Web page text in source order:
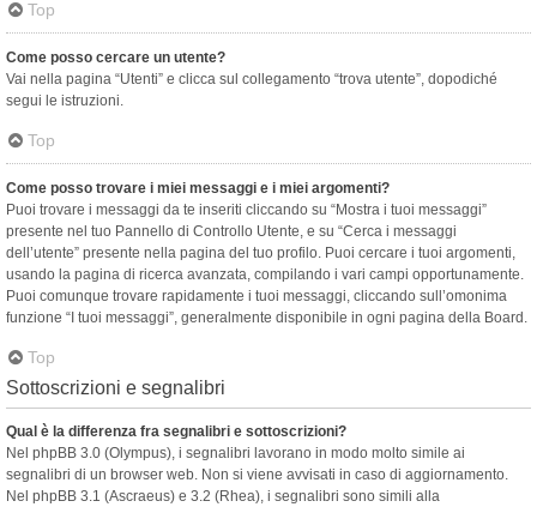
Top
Come posso cercare un utente?
Vai nella pagina “Utenti” e clicca sul collegamento “trova utente”, dopodiché
segui le istruzioni.
Top
Come posso trovare i miei messaggi e i miei argomenti?
Puoi trovare i messaggi da te inseriti cliccando su “Mostra i tuoi messaggi”
presente nel tuo Pannello di Controllo Utente, e su “Cerca i messaggi
dell’utente” presente nella pagina del tuo profilo. Puoi cercare i tuoi argomenti,
usando la pagina di ricerca avanzata, compilando i vari campi opportunamente.
Puoi comunque trovare rapidamente i tuoi messaggi, cliccando sull’omonima
funzione “I tuoi messaggi”, generalmente disponibile in ogni pagina della Board.
Top
Sottoscrizioni e segnalibri
Qual è la differenza fra segnalibri e sottoscrizioni?
Nel phpBB 3.0 (Olympus), i segnalibri lavorano in modo molto simile ai
segnalibri di un browser web. Non si viene avvisati in caso di aggiornamento.
Nel phpBB 3.1 (Ascraeus) e 3.2 (Rhea), i segnalibri sono simili alla